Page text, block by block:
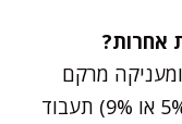
מרקם
נימוח אפילו יותר. גבינה לבנה רכה (5% או 9%) תעבוד